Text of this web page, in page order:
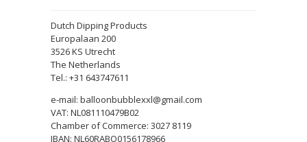
Dutch Dipping Products
Europalaan 200
3526 KS Utrecht
The Netherlands
Tel.: +31 643747611
e-mail: balloonbubblexxl@gmail.com
VAT: NL081110479B02
Chamber of Commerce: 3027 8119
IBAN: NL60RABO0156178966